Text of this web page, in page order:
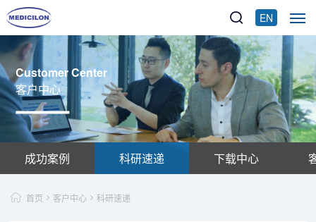
EN
Customer Center
客户中心
成功案例 科研速递 下载中心
首页 客户中心 科研速递